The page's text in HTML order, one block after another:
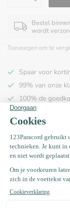
Bestel
wordt
Toevoegen om te
Spaar voor
99% van onze
100% de
Gratis
Deze kleur bestaat
Deze kleur bestaat
Deze kleur bestaat